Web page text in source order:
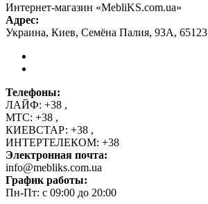
Интернет-магазин «MebliKS.com.ua»
Адрес:
Украина, Киев, Семёна Палия, 93А, 65123
Телефоны:
ЛАЙФ: +38 ,
МТС: +38 ,
КИЕВСТАР: +38 ,
ИНТЕРТЕЛЕКОМ: +38
Электронная почта:
info@mebliks.com.ua
График работы:
Пн-Пт: с 09:00 до 20:00